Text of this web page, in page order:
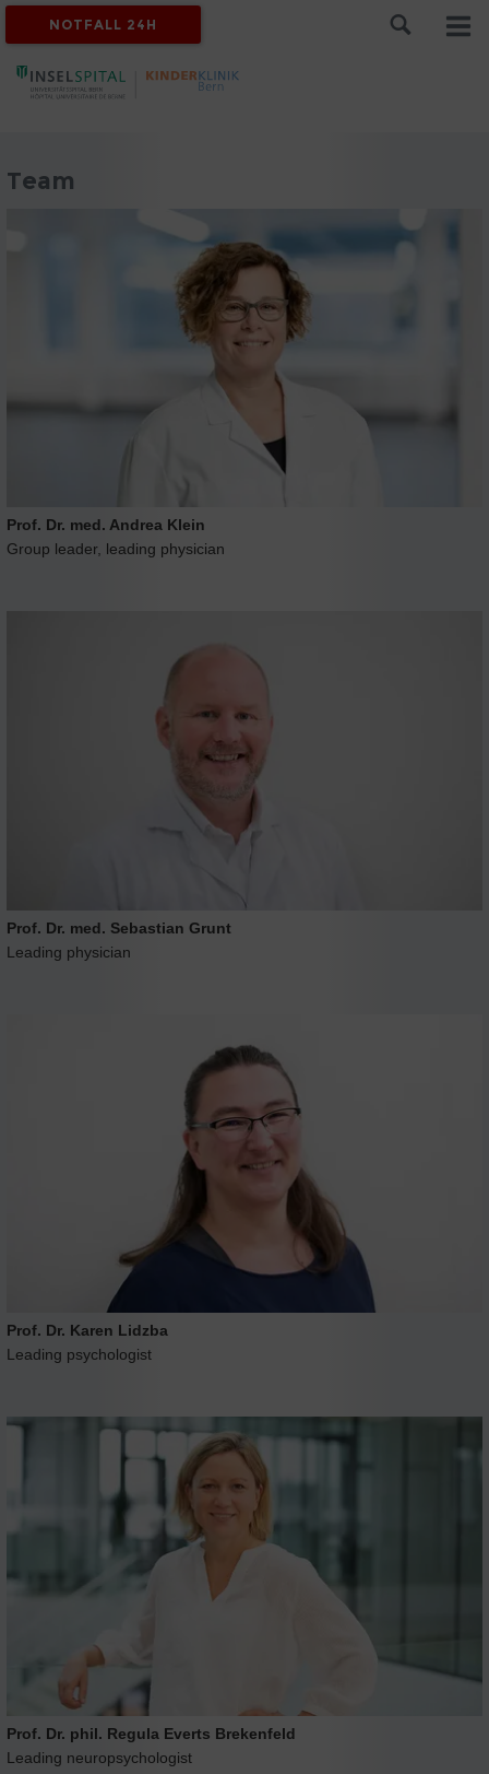
NOTFALL 24H
Team
Prof. Dr. med. Andrea Klein
Group leader, leading physician
Prof. Dr. med. Sebastian Grunt
Leading physician
Prof. Dr. Karen Lidzba
Leading psychologist
Prof. Dr. phil. Regula Everts Brekenfeld
Leading neuropsychologist